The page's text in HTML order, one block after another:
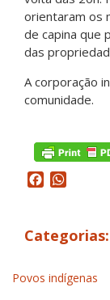
orientaram os
de capina que
das
A corporação
comunidade.
Facebook
Categorias:
Povos indígenas